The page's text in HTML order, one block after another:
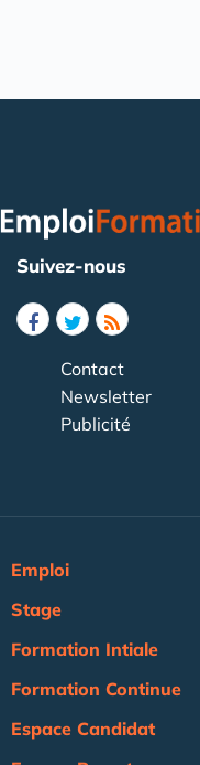
Suivez-nous
Contact
Newsletter
Publicité
Emploi
Stage
Formation Intiale
Formation Continue
Espace Candidat